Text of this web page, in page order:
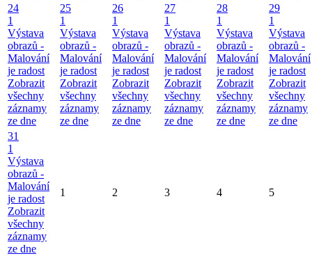
24
1
Výstava
obrazů -
Malování
je radost
Zobrazit
všechny
záznamy
ze dne
25
1
Výstava
obrazů -
Malování
je radost
Zobrazit
všechny
záznamy
ze dne
26
1
Výstava
obrazů -
Malování
je radost
Zobrazit
všechny
záznamy
ze dne
27
1
Výstava
obrazů -
Malování
je radost
Zobrazit
všechny
záznamy
ze dne
28
1
Výstava
obrazů -
Malování
je radost
Zobrazit
všechny
záznamy
ze dne
29
1
Výstava
obrazů -
Malování
je radost
Zobrazit
všechny
záznamy
ze dne
31
1
Výstava
obrazů -
Malování
je radost
Zobrazit
všechny
záznamy
ze dne
1 2 3 4 5